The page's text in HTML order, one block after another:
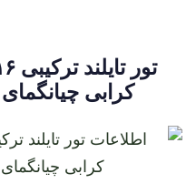
کرابی چیانگمای